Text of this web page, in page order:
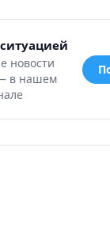
новости
в нашем